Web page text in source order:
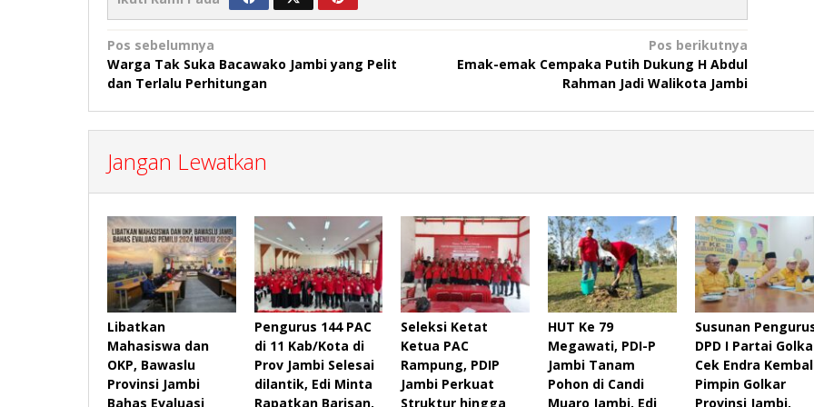
Navigasi
pos
Pos sebelumnya
Warga Tak Suka Bacawako Jambi yang Pelit
dan Terlalu Perhitungan
Pos berikutnya
Emak-emak Cempaka Putih Dukung H Abdul
Rahman Jadi Walikota Jambi
Jangan Lewatkan
Libatkan
Mahasiswa dan
OKP, Bawaslu
Provinsi Jambi
Bahas Evaluasi
Pengurus 144 PAC
di 11 Kab/Kota di
Prov Jambi Selesai
dilantik, Edi Minta
Rapatkan Barisan,
Seleksi Ketat
Ketua PAC
Rampung, PDIP
Jambi Perkuat
Struktur hingga
HUT Ke 79
Megawati, PDI-P
Jambi Tanam
Pohon di Candi
Muaro Jambi, Edi
Susunan
DPD I Partai
Cek Endra
Pimpin Golkar
Provinsi Jambi,